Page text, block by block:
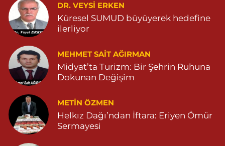
Turan Eczanesi
TEPEBAŞI MAHALLE KISMETLİ CADDE NO:59D SAĞLIK OCAĞI
YANI 04823813670
0 (482) 381 36 70 Yol Tarifi Al
DR. VEYSI ERKEN
Küresel SUMUD büyüyerek hedefine
ilerliyor
MEHMET SAIT AĞIRMAN
Midyat’ta Turizm: Bir Şehrin Ruhuna
Dokunan Değişim
METIN ÖZMEN
Helkız Dağı’ndan İftara: Eriyen Ömür
Sermayesi